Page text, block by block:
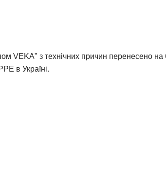
VEKA" з технічних причин перенесено на
в Україні.